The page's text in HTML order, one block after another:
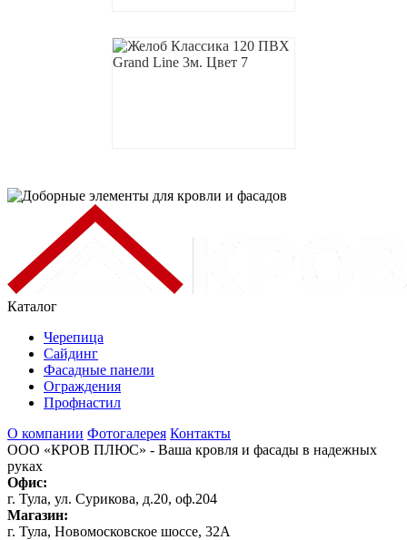
Каталог
Черепица
Сайдинг
Фасадные панели
Ограждения
Профнастил
О компании Фотогалерея Контакты
ООО «КРОВ ПЛЮС» - Ваша кровля и фасады в надежных
руках
Офис:
г. Тула, ул. Сурикова, д.20, оф.204
Магазин:
г. Тула, Новомосковское шоссе, 32А